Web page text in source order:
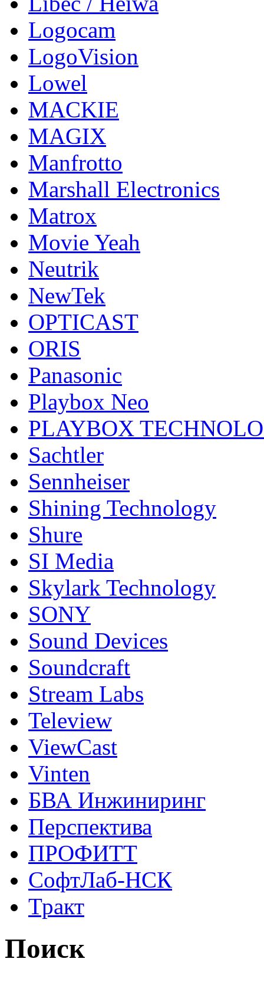
Logocam
LogoVision
Lowel
MACKIE
MAGIX
Manfrotto
Marshall Electronics
Matrox
Movie Yeah
Neutrik
NewTek
OPTICAST
ORIS
Panasonic
Playbox Neo
PLAYBOX
Sachtler
Sennheiser
Shining Technology
Shure
SI Media
Skylark Technology
SONY
Sound Devices
Soundcraft
Stream Labs
Teleview
ViewCast
Vinten
БВА Инжиниринг
Перспектива
ПРОФИТТ
СофтЛаб-НСК
Тракт
Поиск